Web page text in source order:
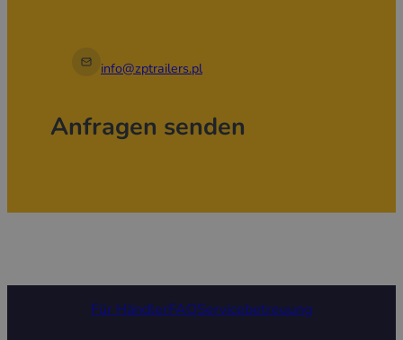
info@zptrailers.pl
Anfragen senden
Für HändlerFAQServicebetreuung